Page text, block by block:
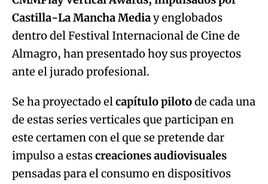
Castilla-La Mancha Mediay englobados
dentro del Festival Internacional de Cine de
Almagro, han presentado hoy sus proyectos
ante el jurado profesional.
Se ha proyectado elcapítulo pilotode cada una
de estas series verticales que participan en
este certamen con el que se pretende dar
impulso a estascreaciones audiovisuales
pensadas para el consumo en dispositivos